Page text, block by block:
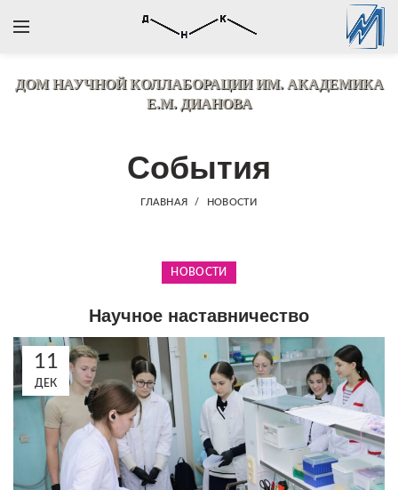
ДОМ НАУЧНОЙ КОЛЛАБОРАЦИИИМ. АКАДЕМИКА
Е.М. ДИАНОВА
События
ГЛАВНАЯ НОВОСТИ
НОВОСТИ
Научное наставничество
11
ДЕК